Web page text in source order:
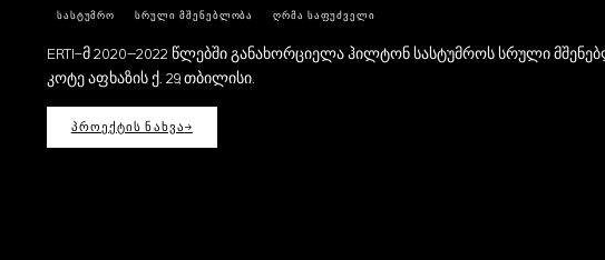
ᲡᲐᲡᲢᲣᲛᲠᲝ ᲡᲠᲣᲚᲘ ᲛᲨᲔᲜᲔᲑᲚᲝᲑᲐ ᲦᲠᲛᲐ ᲡᲐᲤᲣᲫᲕᲔᲚᲘ
ERTI-მ 2020–2022 წლებში განახორციელა ჰილტონ სასტუმროს სრული
კოტე აფხაზის ქ. 29, თბილისი.
ᲞᲠᲝᲔᲥᲢᲘᲡ ᲜᲐᲮᲕᲐ→